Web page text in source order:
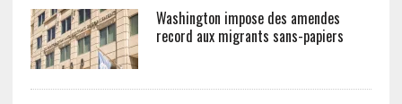
Washington impose des amendes
record aux migrants sans-papiers